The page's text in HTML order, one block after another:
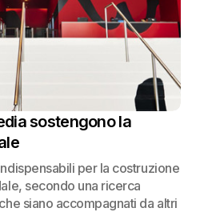
sostengono la
per la costruzione
secondo una ricerca
siano accompagnati da altri